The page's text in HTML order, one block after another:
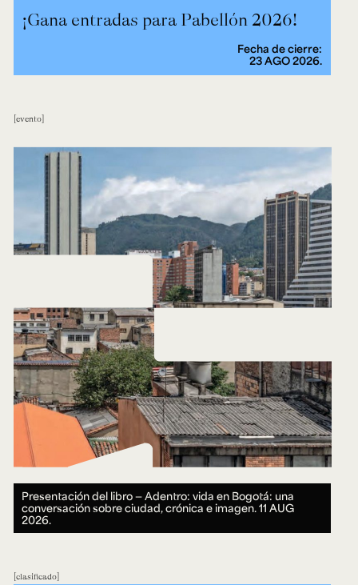
¡Gana entradas para Pabellón 2026!
Fecha de cierre:
23 AGO 2026.
evento
Presentación del libro — Adentro: vida en Bogotá: una
conversación sobre ciudad, crónica e imagen.11 AUG
2026.
clasificado